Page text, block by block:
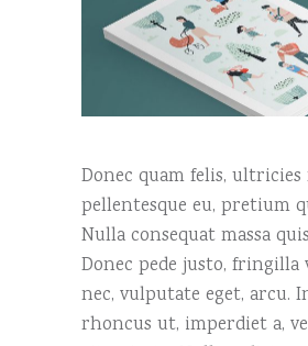
Donec quam felis, ultricies
pellentesque eu, pretium
Nulla consequat massa
Donec pede justo, fringilla
nec, vulputate eget, arcu.
rhoncus ut, imperdiet a,